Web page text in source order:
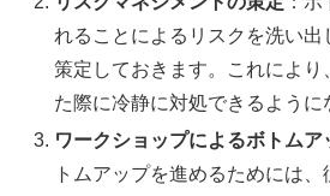
れることによるリスクを洗い出
策定しておきます。これにより
た際に冷静に対処できるように
ワークショップによるボトムア
トムアップを進めるためには